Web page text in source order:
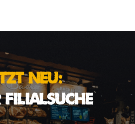
NEU:
FILIALSUCHE